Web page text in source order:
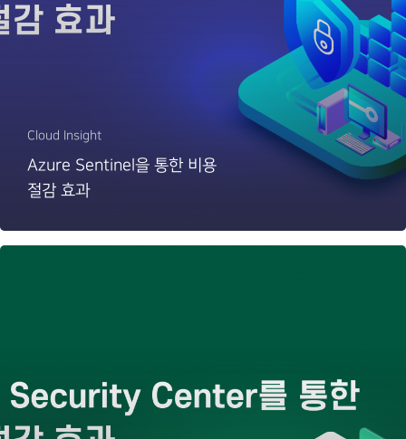
Cloud Insight
Azure Sentinel을 통한 비용
절감 효과